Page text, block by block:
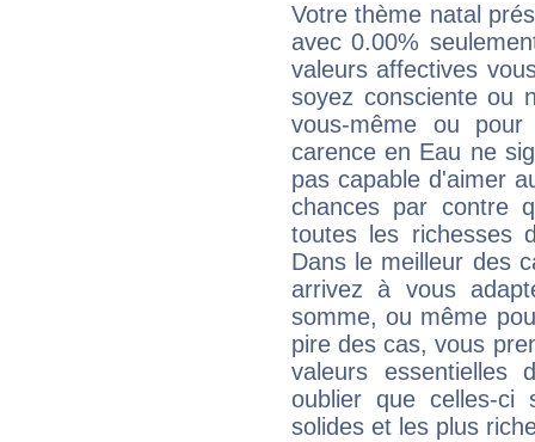
Votre thème natal
avec 0.00%
valeurs affectives
soyez consciente ou
vous-même ou
carence en Eau ne
pas capable d'aimer
chances par contre
toutes les richesses
Dans le meilleur des
arrivez à vous
somme, ou même
pire des cas, vous
valeurs
oublier que celles-
solides et les plus